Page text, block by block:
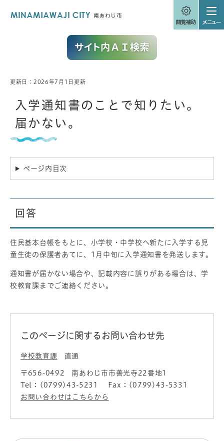
本
更新日：2026年7月1日更新
入学通知書のことで知りたい。
届かない。
ページ内目次
回答
住民基本台帳をもとに、小学校・中学校へ新たに入学する児
童生徒の保護者あてに、1月中旬に入学通知書を発送します。
通知書が届かない場合や、記載内容に誤りがある場合は、学
校教育課までご連絡ください。
このページに関するお問い合わせ先
学校教育課 直通
〒656-0492
南あわじ市市善光寺22番地1
Tel：(0799)43-5231
Fax：(0799)43-5331
お問い合わせはこちらから